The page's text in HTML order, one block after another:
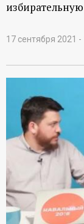
17 сентября 2021 -